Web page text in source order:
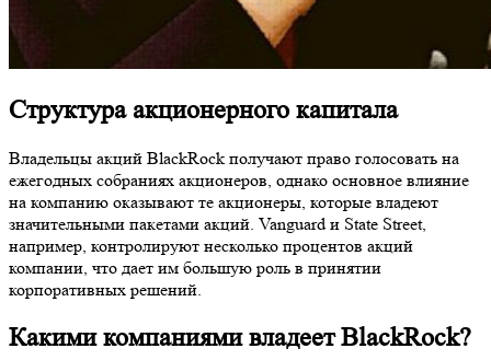
Структура акционерного капитала
Владельцы акций BlackRock получают право голосовать на
ежегодных собраниях акционеров, однако основное влияние
на компанию оказывают те акционеры, которые владеют
значительными пакетами акций. Vanguard и State Street,
например, контролируют несколько процентов акций
компании, что дает им большую роль в принятии
корпоративных решений.
Какими компаниями владеет BlackRock?